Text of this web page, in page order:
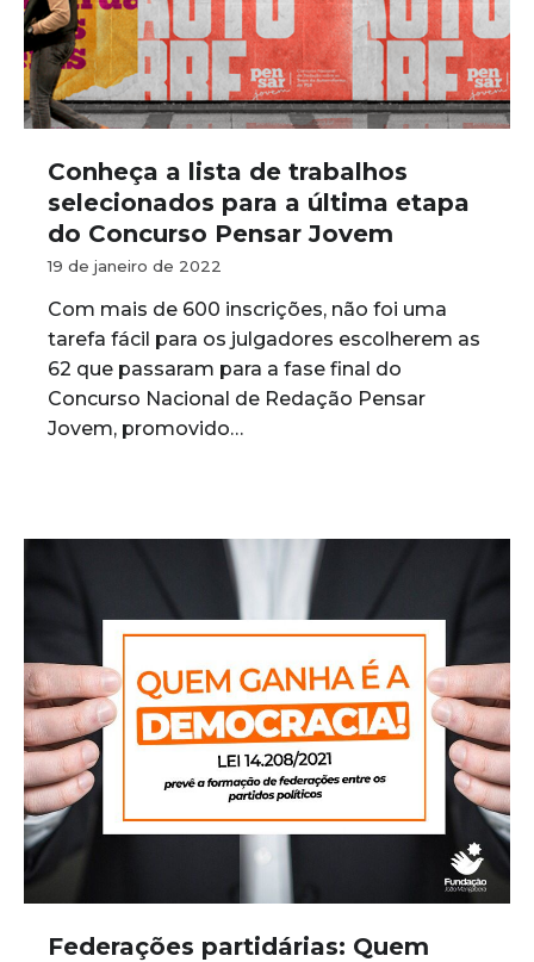
Conheça a lista de trabalhos
selecionados para a última etapa
do Concurso Pensar Jovem
19 de janeiro de 2022
Com mais de 600 inscrições, não foi uma
tarefa fácil para os julgadores escolherem as
62 que passaram para a fase final do
Concurso Nacional de Redação Pensar
Jovem, promovido…
Federações partidárias: Quem